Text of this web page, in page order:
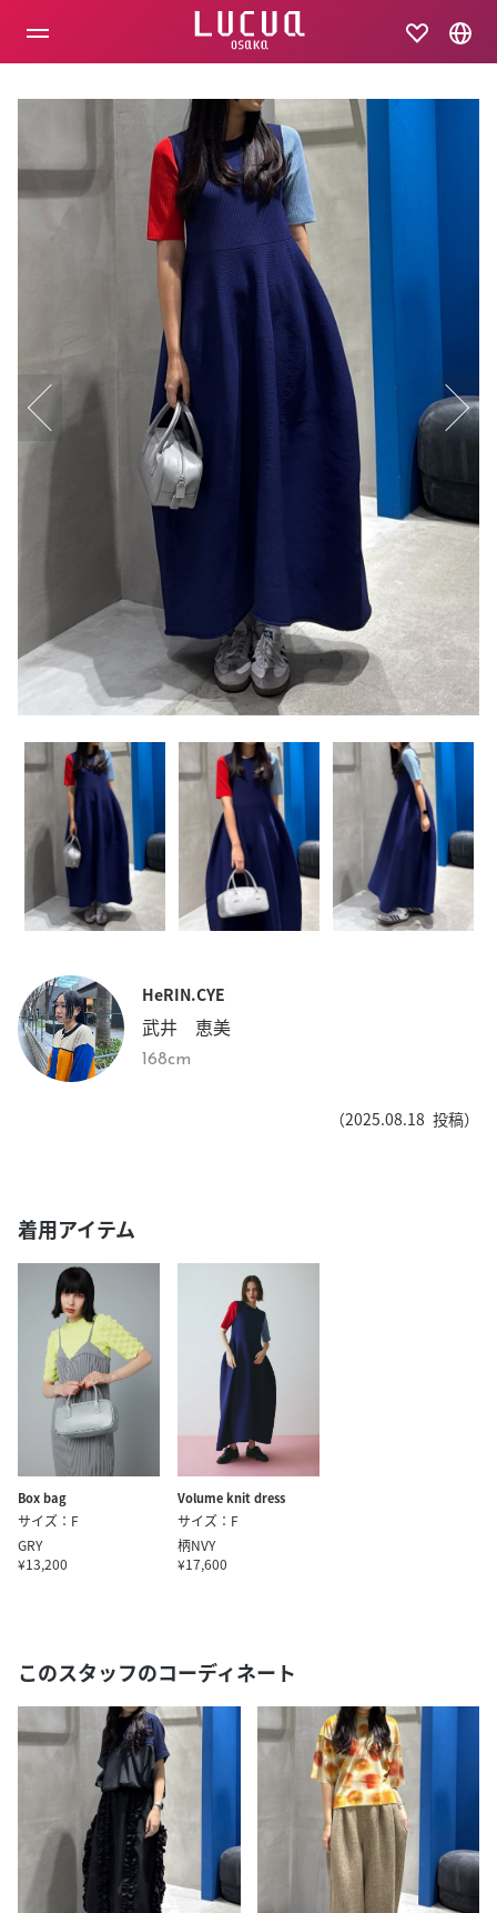
HeRIN.CYE
武井 恵美
168cm
（2025.08.18 投稿）
着用アイテム
Box bag
サイズ：F
GRY
¥13,200
Volume knit dress
サイズ：F
柄NVY
¥17,600
このスタッフのコーディネート